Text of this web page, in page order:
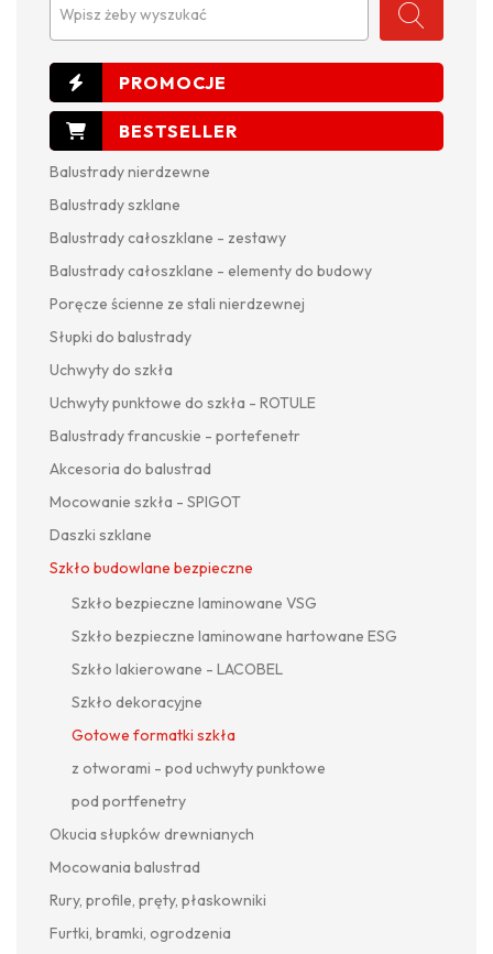
Wpisz żeby wyszukać
Balustrady nierdzewne
Balustrady szklane
Balustrady całoszklane - zestawy
Balustrady całoszklane - elementy do budowy
Poręcze ścienne ze stali nierdzewnej
Słupki do balustrady
Uchwyty do szkła
Uchwyty punktowe do szkła - ROTULE
Balustrady francuskie - portefenetr
Akcesoria do balustrad
Mocowanie szkła - SPIGOT
Daszki szklane
Szkło budowlane bezpieczne
Szkło bezpieczne laminowane VSG
Szkło bezpieczne laminowane hartowane ESG
Szkło lakierowane - LACOBEL
Szkło dekoracyjne
Gotowe formatki szkła
z otworami - pod uchwyty punktowe
pod portfenetry
Okucia słupków drewnianych
Mocowania balustrad
Rury, profile, pręty, płaskowniki
Furtki, bramki, ogrodzenia